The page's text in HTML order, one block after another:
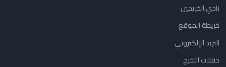
نادي الخريجين
خريطة الموقع
البريد الإلكتروني
حفلات التخرج